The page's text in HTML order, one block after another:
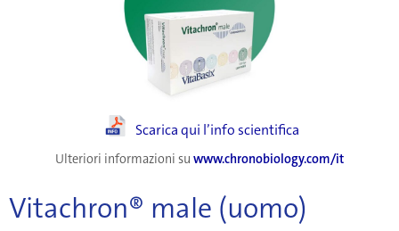
Scarica qui l’info scientifica
Ulteriori informazioni su www.chronobiology.com/it
Vitachron® male (uomo)